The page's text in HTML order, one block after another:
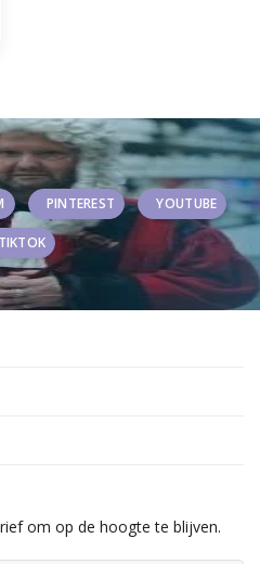
PINTEREST YOUTUBE
TIKTOK
om op de hoogte te blijven.